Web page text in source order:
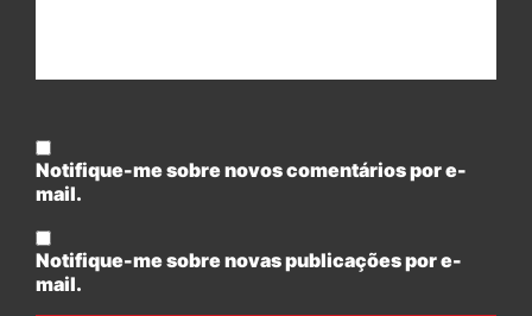
Notifique-me sobre novos comentários por e-
mail.
Notifique-me sobre novas publicações por e-
mail.